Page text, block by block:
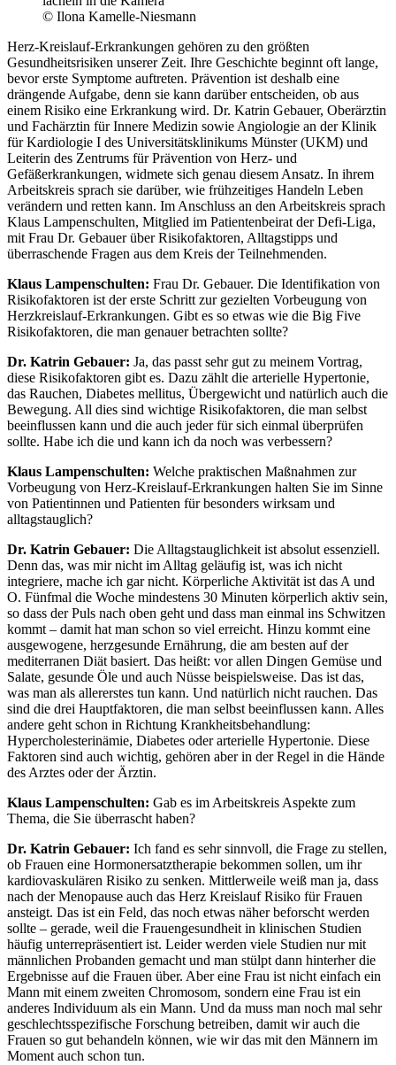
© Ilona Kamelle-Niesmann
Herz-Kreislauf-Erkrankungen gehören zu den größten
Gesundheitsrisiken unserer Zeit. Ihre Geschichte beginnt oft lange,
bevor erste Symptome auftreten. Prävention ist deshalb eine
drängende Aufgabe, denn sie kann darüber entscheiden, ob aus
einem Risiko eine Erkrankung wird. Dr. Katrin Gebauer, Oberärztin
und Fachärztin für Innere Medizin sowie Angiologie an der Klinik
für Kardiologie I des Universitätsklinikums Münster (UKM) und
Leiterin des Zentrums für Prävention von Herz- und
Gefäßerkrankungen, widmete sich genau diesem Ansatz. In ihrem
Arbeitskreis sprach sie darüber, wie frühzeitiges Handeln Leben
verändern und retten kann. Im Anschluss an den Arbeitskreis sprach
Klaus Lampenschulten, Mitglied im Patientenbeirat der Defi-Liga,
mit Frau Dr. Gebauer über Risikofaktoren, Alltagstipps und
überraschende Fragen aus dem Kreis der Teilnehmenden.
Klaus Lampenschulten: Frau Dr. Gebauer. Die Identifikation von
Risikofaktoren ist der erste Schritt zur gezielten Vorbeugung von
Herzkreislauf-Erkrankungen. Gibt es so etwas wie die Big Five
Risikofaktoren, die man genauer betrachten sollte?
Dr. Katrin Gebauer: Ja, das passt sehr gut zu meinem Vortrag,
diese Risikofaktoren gibt es. Dazu zählt die arterielle Hypertonie,
das Rauchen, Diabetes mellitus, Übergewicht und natürlich auch die
Bewegung. All dies sind wichtige Risikofaktoren, die man selbst
beeinflussen kann und die auch jeder für sich einmal überprüfen
sollte. Habe ich die und kann ich da noch was verbessern?
Klaus Lampenschulten: Welche praktischen Maßnahmen zur
Vorbeugung von Herz-Kreislauf-Erkrankungen halten Sie im Sinne
von Patientinnen und Patienten für besonders wirksam und
alltagstauglich?
Dr. Katrin Gebauer: Die Alltagstauglichkeit ist absolut essenziell.
Denn das, was mir nicht im Alltag geläufig ist, was ich nicht
integriere, mache ich gar nicht. Körperliche Aktivität ist das A und
O. Fünfmal die Woche mindestens 30 Minuten körperlich aktiv sein,
so dass der Puls nach oben geht und dass man einmal ins Schwitzen
kommt – damit hat man schon so viel erreicht. Hinzu kommt eine
ausgewogene, herzgesunde Ernährung, die am besten auf der
mediterranen Diät basiert. Das heißt: vor allen Dingen Gemüse und
Salate, gesunde Öle und auch Nüsse beispielsweise. Das ist das,
was man als allererstes tun kann. Und natürlich nicht rauchen. Das
sind die drei Hauptfaktoren, die man selbst beeinflussen kann. Alles
andere geht schon in Richtung Krankheitsbehandlung:
Hypercholesterinämie, Diabetes oder arterielle Hypertonie. Diese
Faktoren sind auch wichtig, gehören aber in der Regel in die Hände
des Arztes oder der Ärztin.
Klaus Lampenschulten: Gab es im Arbeitskreis Aspekte zum
Thema, die Sie überrascht haben?
Dr. Katrin Gebauer: Ich fand es sehr sinnvoll, die Frage zu stellen,
ob Frauen eine Hormonersatztherapie bekommen sollen, um ihr
kardiovaskulären Risiko zu senken. Mittlerweile weiß man ja, dass
nach der Menopause auch das Herz Kreislauf Risiko für Frauen
ansteigt. Das ist ein Feld, das noch etwas näher beforscht werden
sollte – gerade, weil die Frauengesundheit in klinischen Studien
häufig unterrepräsentiert ist. Leider werden viele Studien nur mit
männlichen Probanden gemacht und man stülpt dann hinterher die
Ergebnisse auf die Frauen über. Aber eine Frau ist nicht einfach ein
Mann mit einem zweiten Chromosom, sondern eine Frau ist ein
anderes Individuum als ein Mann. Und da muss man noch mal sehr
geschlechtsspezifische Forschung betreiben, damit wir auch die
Frauen so gut behandeln können, wie wir das mit den Männern im
Moment auch schon tun.